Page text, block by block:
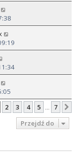
1 z7
2 3 4 5 7
Przejdź do